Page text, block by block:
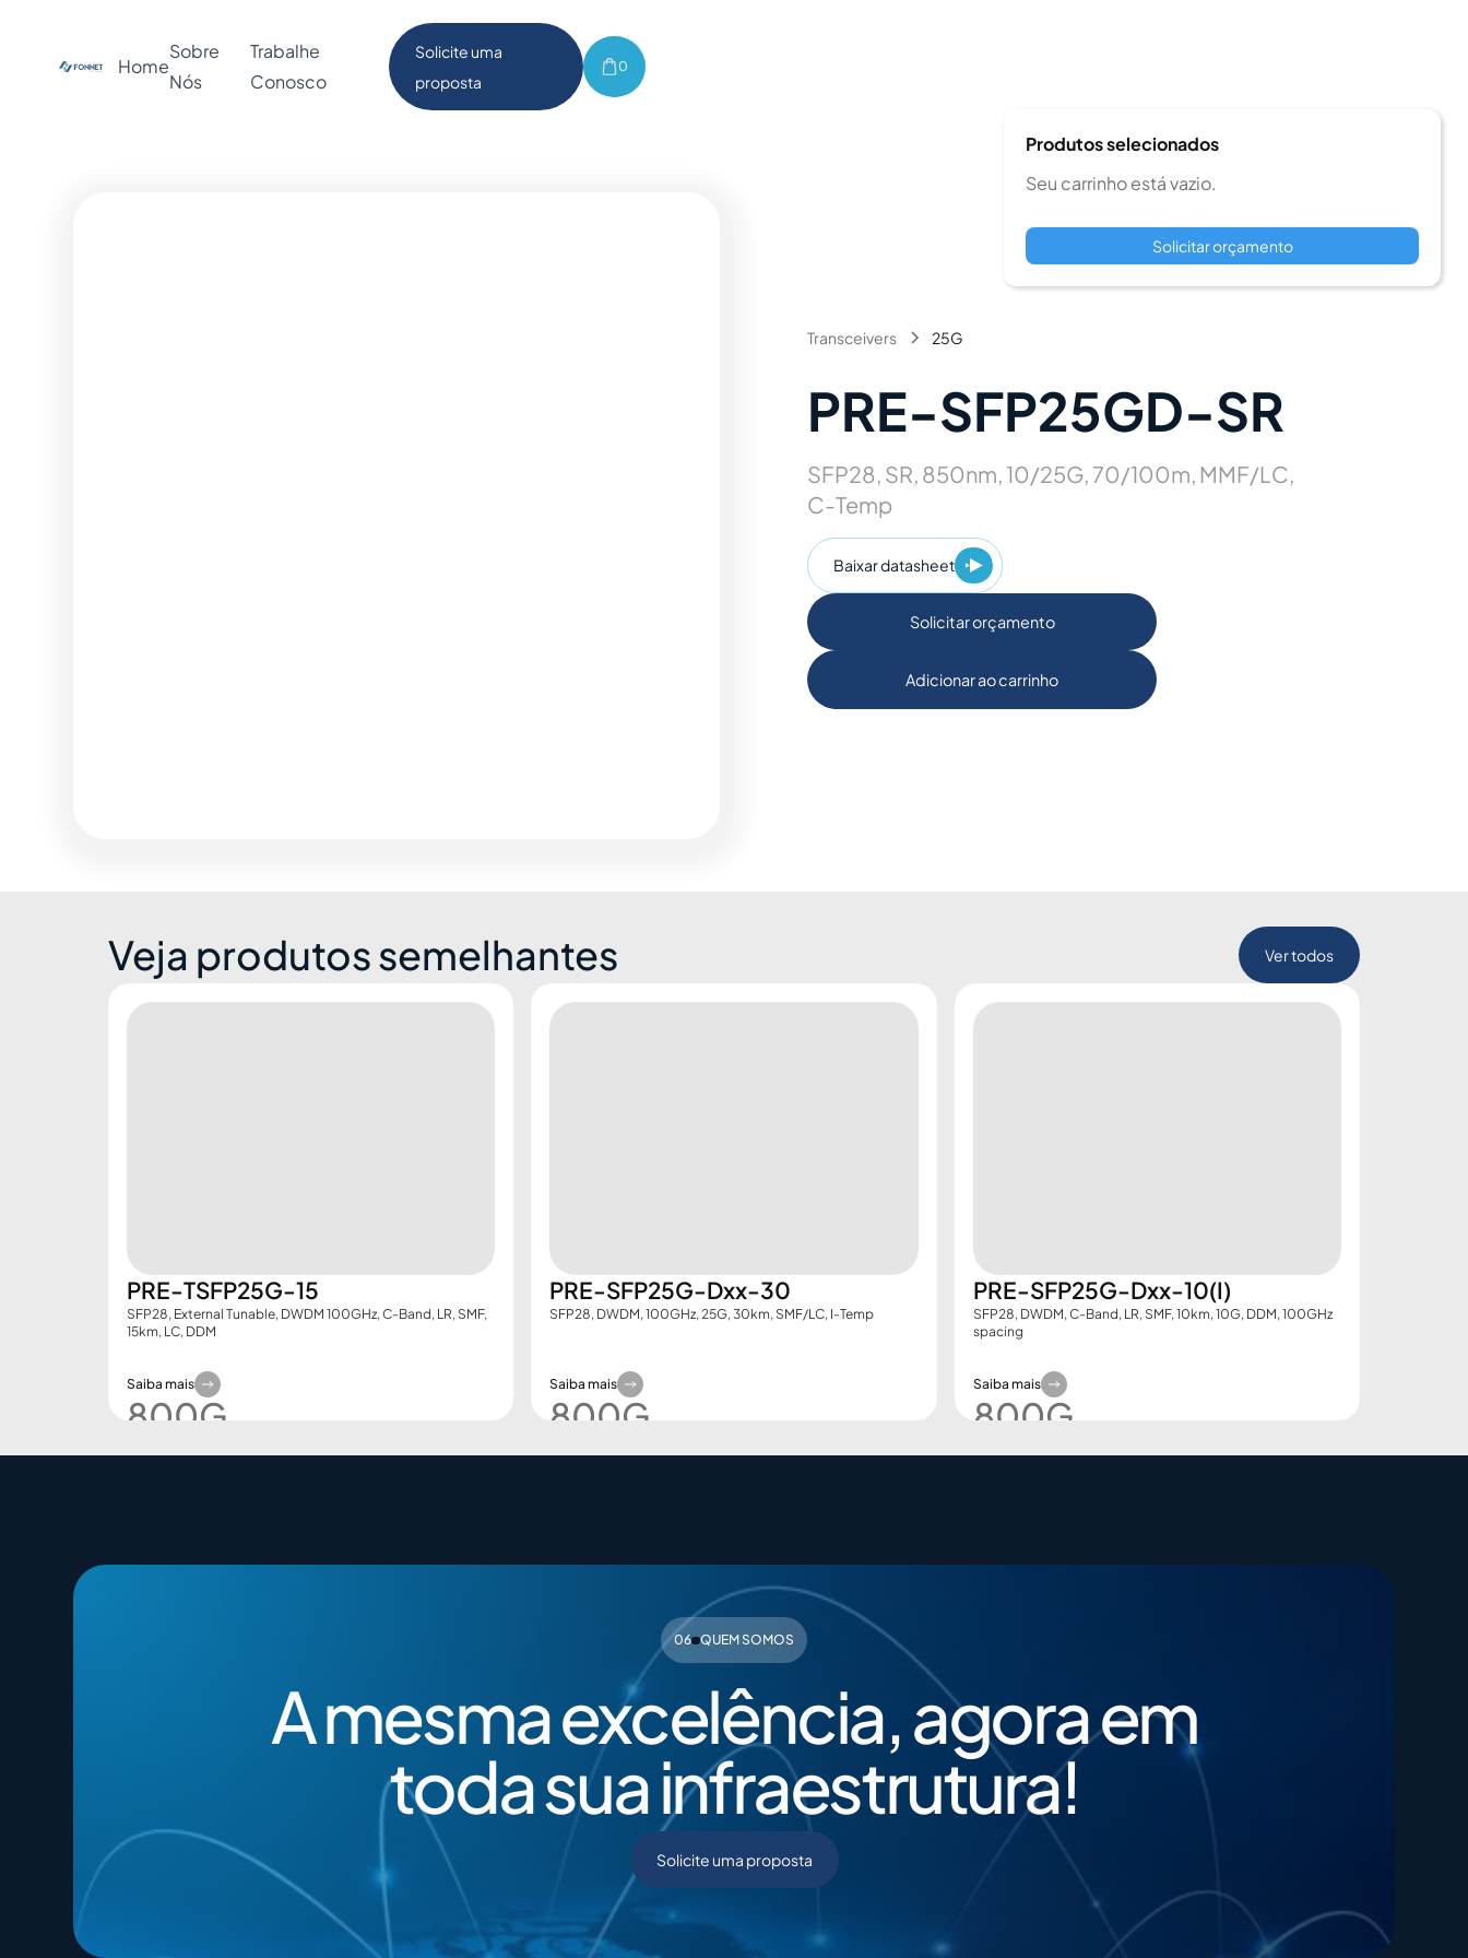
Home
Sobre
Nós
Trabalhe
Conosco
Solicite uma
proposta
0
Transceivers 25G
PRE-SFP25GD-SR
SFP28, SR, 850nm, 10/25G, 70/100m, MMF/LC,
C-Temp
Baixar datasheet
Solicitar orçamento
Adicionar ao carrinho
Veja produtos semelhantes Ver todos
PRE-TSFP25G-15
SFP28, External Tunable, DWDM 100GHz, C-Band, LR, SMF,
15km, LC, DDM
Saiba mais
800G​
PRE-SFP25G-Dxx-30
SFP28, DWDM, 100GHz, 25G, 30km, SMF/LC, I-Temp
Saiba mais
800G​
PRE-SFP25G-Dxx-10(I)
SFP28, DWDM, C-Band, LR, SMF, 10km, 10G, DDM, 100GHz
spacing
Saiba mais
800G​
06 QUEM SOMOS
A mesma excelência, agora em
toda sua infraestrutura!
Solicite uma proposta
Produtos selecionados
Seu carrinho está vazio.
Solicitar orçamento